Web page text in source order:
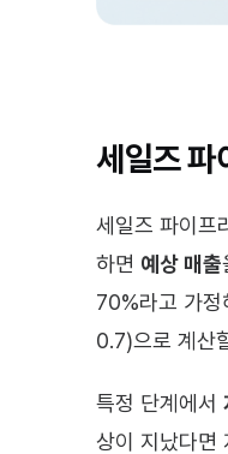
세일즈
세일즈 파이프
하면 예상 매출
70%라고 가
0.7)으로 계산
특정 단계에서
상이 지났다면